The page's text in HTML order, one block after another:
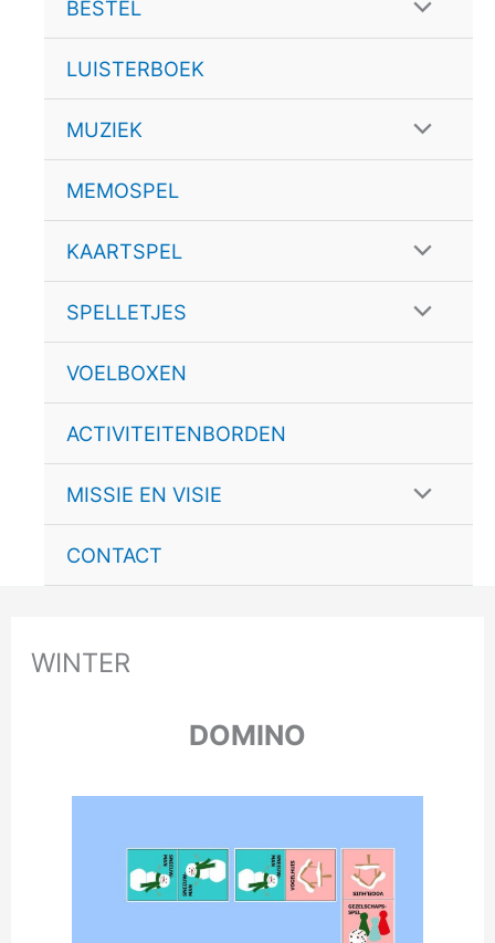
BESTEL Menu
LUISTERBOEK
MUZIEK Menu
MEMOSPEL
KAARTSPEL Menu
SPELLETJES Menu
VOELBOXEN
ACTIVITEITENBORDEN
MISSIE EN VISIE Menu
CONTACT
WINTER
DOMINO